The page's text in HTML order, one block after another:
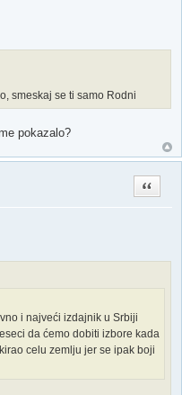
smeskaj se ti samo Rodni
pokazalo?
Quote
i najveći izdajnik u Srbiji
da ćemo dobiti izbore kada
celu zemlju jer se ipak boji